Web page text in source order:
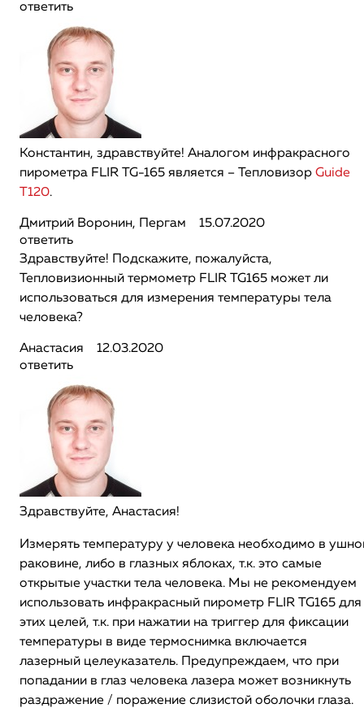
ответить
Константин, здравствуйте! Аналогом инфракрасного
пирометра FLIR TG-165 является – Тепловизор Guide
T120.
Дмитрий Воронин, Пергам 15.07.2020
ответить
Здравствуйте! Подскажите, пожалуйста,
Тепловизионный термометр FLIR TG165 может ли
использоваться для измерения температуры тела
человека?
Анастасия 12.03.2020
ответить
Здравствуйте, Анастасия!
Измерять температуру у человека необходимо в
раковине, либо в глазных яблоках, т.к. это самые
открытые участки тела человека. Мы не рекомендуем
использовать инфракрасный пирометр FLIR TG165 для
этих целей, т.к. при нажатии на триггер для фиксации
температуры в виде термоснимка включается
лазерный целеуказатель. Предупреждаем, что при
попадании в глаз человека лазера может возникнуть
раздражение / поражение слизистой оболочки глаза.